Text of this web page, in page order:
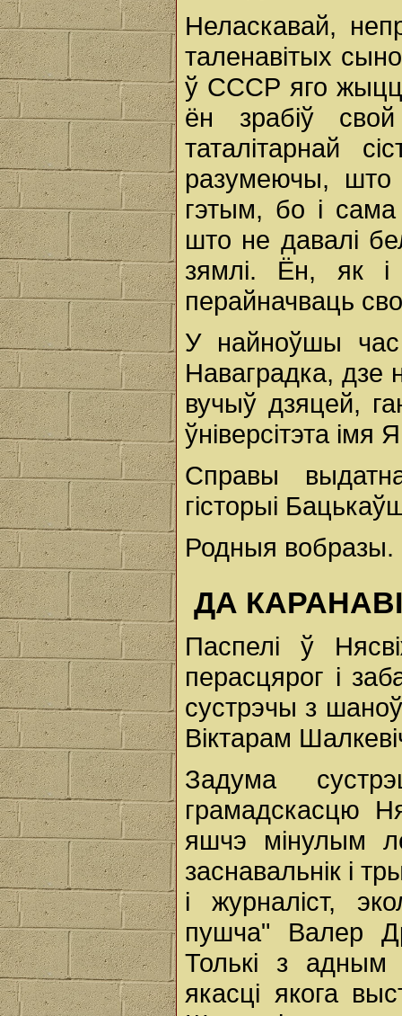
Неласкавай,
таленавітых
ў СССР яго
ён зрабіў
таталітарнай
разумеючы, што
гэтым, бо і
што не давалі
зямлі. Ён, як
перайначваць
У найноўшы час
Наваградка, дзе
вучыў дзяцей,
ўніверсітэта імя
Справы
гісторыі
Родныя вобразы.
ДА
Паспелі ў
перасцярог і
сустрэчы з
Віктарам
Задума
грамадскасцю
яшчэ мінулым
заснавальнік і
і журналіст,
пушча" Валер
Толькі з
якасці якога